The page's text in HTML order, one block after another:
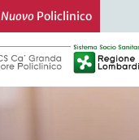
NuovoPoliclinico